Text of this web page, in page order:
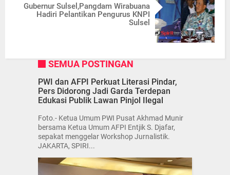
Gubernur Sulsel,Pangdam Wirabuana
Hadiri Pelantikan Pengurus KNPI
Sulsel
SEMUA POSTINGAN
PWI dan AFPI Perkuat Literasi Pindar,
Pers Didorong Jadi Garda Terdepan
Edukasi Publik Lawan Pinjol Ilegal
Foto.- Ketua Umum PWI Pusat Akhmad Munir
bersama Ketua Umum AFPI Entjik S. Djafar,
sepakat menggelar Workshop Jurnalistik.
JAKARTA, SPIRI...